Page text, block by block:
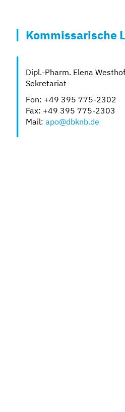
Kommissarische
Dipl.-Pharm. Elena Westhof
Sekretariat
Fon: +49 395 775-2302
Fax: +49 395 775-2303
Mail: apo@dbknb.de